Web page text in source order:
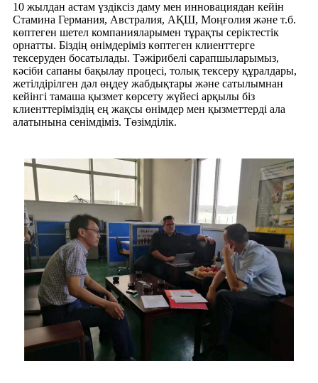
10 жылдан астам үздіксіз даму мен инновациядан кейін
Стамина Германия, Австралия, АҚШ, Моңғолия және т.б.
көптеген шетел компанияларымен тұрақты серіктестік
орнатты. Біздің өнімдеріміз көптеген клиенттерге
тексеруден босатылады. Тәжірибелі сарапшыларымыз,
кәсіби сапаны бақылау процесі, толық тексеру құралдары,
жетілдірілген дәл өңдеу жабдықтары және сатылымнан
кейінгі тамаша қызмет көрсету жүйесі арқылы біз
клиенттеріміздің ең жақсы өнімдер мен қызметтерді ала
алатынына сенімдіміз. Төзімділік.